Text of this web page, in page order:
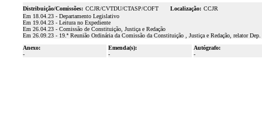
Distribuição/Comissões: CCJR/CVTDU/CTASP/COFT Localização: CCJR
Em 18.04.23 - Departamento Legislativo
Em 19.04.23 - Leitura no Expediente
Em 26.04.23 - Comissão de Constituição, Justiça e Redação
Em 26.09.23 - 19.ª Reunião Ordinária da Comissão da Constituição , Justiça e Redação, relator
Anexo:
-
Emenda(s):
-
Autógrafo:
-